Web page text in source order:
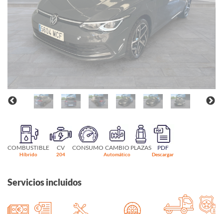
COMBUSTIBLE
Híbrido
CV
204
CONSUMO CAMBIO
Automático
PLAZAS PDF
Descargar
Servicios incluidos